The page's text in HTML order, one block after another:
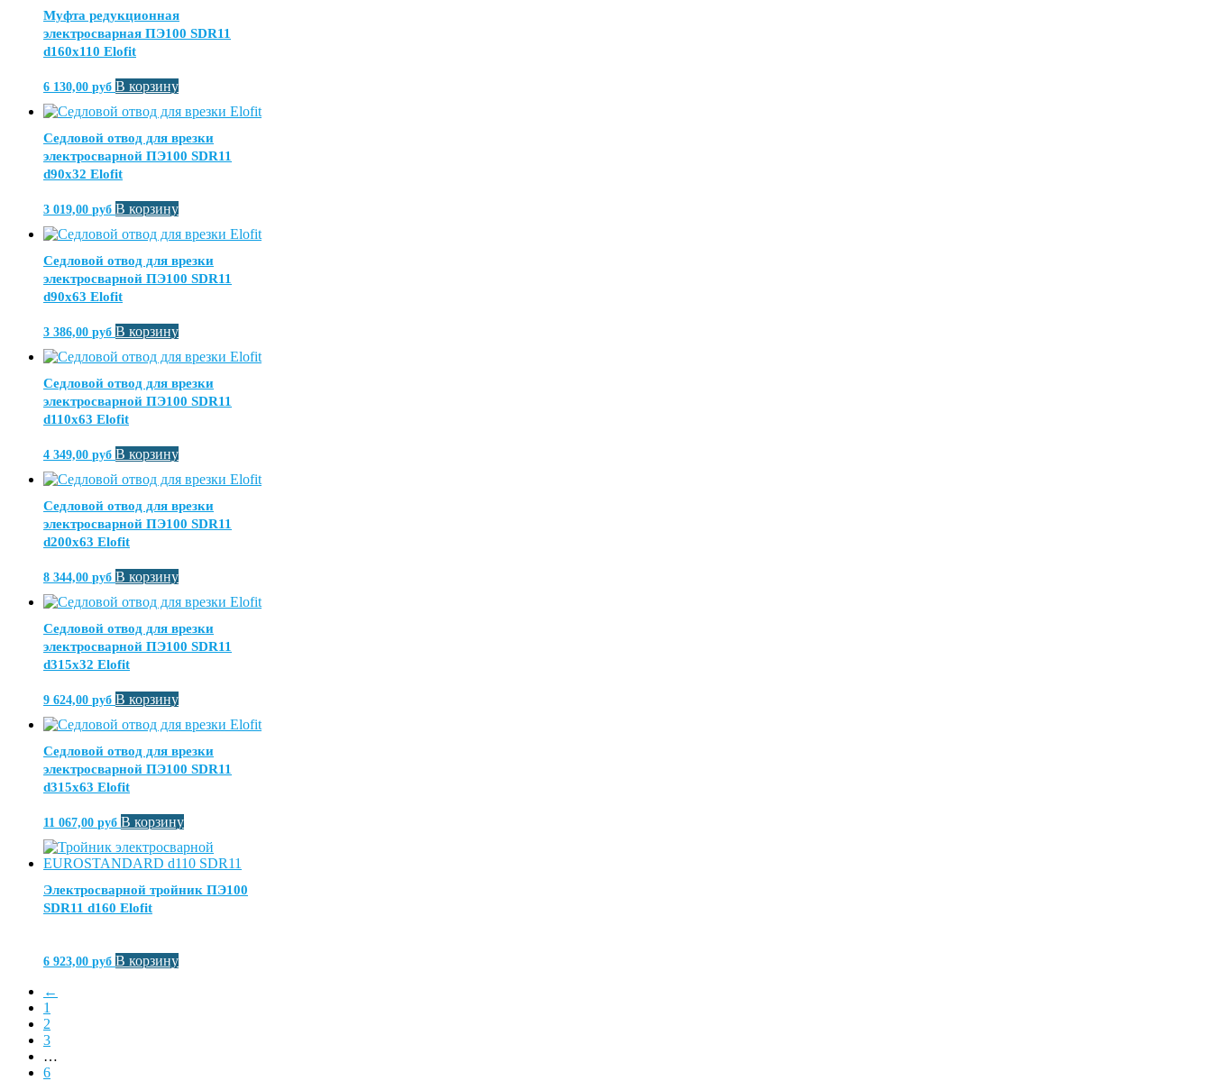
Муфта редукционная
электросварная ПЭ100 SDR11
d160х110 Elofit
6 130,00 руб В корзину
Седловой отвод для врезки
электросварной ПЭ100 SDR11
d90х32 Elofit
3 019,00 руб В корзину
Седловой отвод для врезки
электросварной ПЭ100 SDR11
d90х63 Elofit
3 386,00 руб В корзину
Седловой отвод для врезки
электросварной ПЭ100 SDR11
d110х63 Elofit
4 349,00 руб В корзину
Седловой отвод для врезки
электросварной ПЭ100 SDR11
d200х63 Elofit
8 344,00 руб В корзину
Седловой отвод для врезки
электросварной ПЭ100 SDR11
d315х32 Elofit
9 624,00 руб В корзину
Седловой отвод для врезки
электросварной ПЭ100 SDR11
d315х63 Elofit
11 067,00 руб В корзину
Электросварной тройник ПЭ100
SDR11 d160 Elofit
6 923,00 руб В корзину
←
1
2
3
…
6